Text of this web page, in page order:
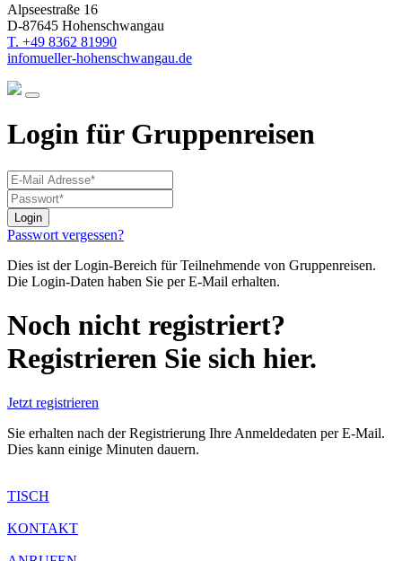
Alpseestraße 16
D-87645 Hohenschwangau
T. +49 8362 81990
infomueller-hohenschwangau.de
Login für Gruppenreisen
Passwort vergessen?
Dies ist der Login-Bereich für Teilnehmende von Gruppenreisen.
Die Login-Daten haben Sie per E-Mail erhalten.
Noch nicht registriert?
Registrieren Sie sich hier.
Jetzt registrieren
Sie erhalten nach der Registrierung Ihre Anmeldedaten per E-Mail.
Dies kann einige Minuten dauern.
TISCH
KONTAKT